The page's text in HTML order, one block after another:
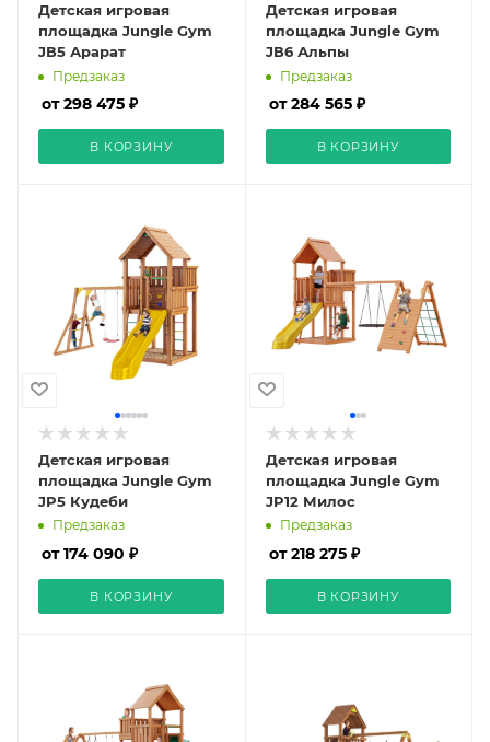
Детская игровая
площадка Jungle Gym
JВ5 Арарат
Предзаказ
от 298 475 ₽
В КОРЗИНУ
Детская игровая
площадка Jungle Gym
JВ6 Альпы
Предзаказ
от 284 565 ₽
В КОРЗИНУ
Детская игровая
площадка Jungle Gym
JP5 Кудеби
Предзаказ
от 174 090 ₽
В КОРЗИНУ
Детская игровая
площадка Jungle Gym
JP12 Милос
Предзаказ
от 218 275 ₽
В КОРЗИНУ